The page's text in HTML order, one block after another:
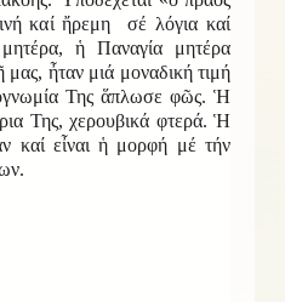
καί ἤρεμη σέ λόγια καί
ἡ Παναγία μητέρα
ἦταν μιά μοναδική τιμή
Της ἅπλωσε φῶς. Ἡ
Της, χερουβικά φτερά. Ἡ
καί εἶναι ἡ μορφή μέ τήν